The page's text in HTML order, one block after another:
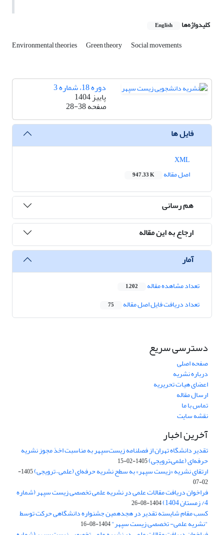
کلیدواژه‌ها English
Environmental theories Green theory Social movements
دوره 18، شماره 3
پاییز 1404
صفحه28-38
فایل ها
اصل مقاله
947.33 K
هم رسانی
ارجاع به این مقاله
آمار
تعداد مشاهده مقاله 1,202
تعداد دریافت فایل اصل مقاله 75
دسترسی سریع
صفحه اصلی
درباره نشریه
اعضای هیات تحریریه
ارسال مقاله
تماس با ما
نقشه سایت
آخرین اخبار
تقدیر دانشگاه تهران از فصلنامه زیست‌سپهر به مناسبت اخذ مجوز نشریه
حرفه‌ای (علمی–ترویجی)1405-02-15
ارتقای نشریه «زیست‌ سپهر» به سطح نشریه حرفه‌ای (علمی – ترویجی)
1405-
02-07
فراخوان دریافت مقالات علمی در نشریه علمی تخصصی زیست سپهر (شماره
4/ زمستان 1404) 1404-08-26
کسب مقام شایسته تقدیر در هجدهمین جشنواره دانشگاهی حرکت توسط
"نشریه علمی- تخصصی زیست سپهر"1404-08-16